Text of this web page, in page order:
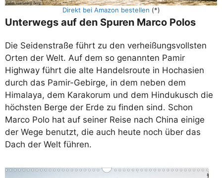
Direkt bei Amazon bestellen (*)
Unterwegs auf den Spuren Marco Polos
Die Seidenstraße führt zu den verheißungsvollsten
Orten der Welt. Auf dem so genannten Pamir
Highway führt die alte Handelsroute in Hochasien
durch das Pamir-Gebirge, in dem neben dem
Himalaya, dem Karakorum und dem Hindukusch die
höchsten Berge der Erde zu finden sind. Schon
Marco Polo hat auf seiner Reise nach China einige
der Wege benutzt, die auch heute noch über das
Dach der Welt führen.